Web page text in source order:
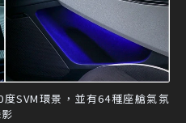
SVM環景，並有64種座艙氣氛